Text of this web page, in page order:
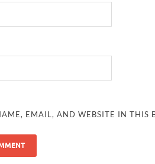
EMAIL, AND WEBSITE IN THIS